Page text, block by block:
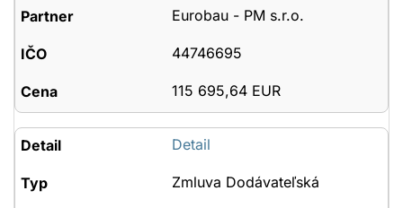
Eurobau - PM s.r.o.
44746695
115 695,64 EUR
Detail
Zmluva Dodávateľská